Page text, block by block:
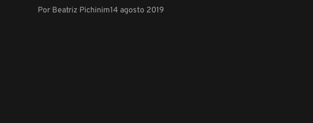
Por Beatriz Pichinim14 agosto 2019